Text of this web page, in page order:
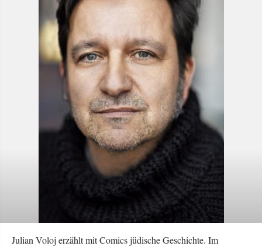
Julian Voloj erzählt mit Comics jüdische Geschichte. Im